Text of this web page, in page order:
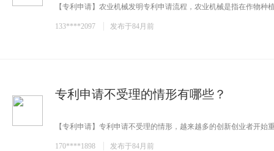
【专利申请】农业机械发明专利申请流程，农业机械是指在作物种
133****2097 发布于84月前
专利申请不受理的情形有哪些？
【专利申请】专利申请不受理的情形，越来越多的创新创业者开始
170****1898 发布于84月前